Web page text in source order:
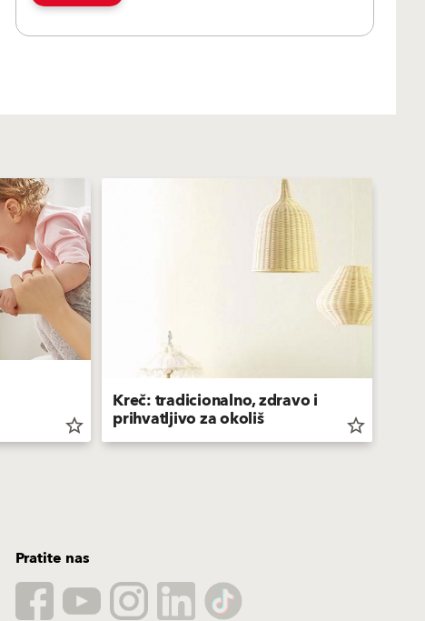
star_border
Kreč: tradicionalno, zdravo i
prihvatljivo za okoliš star_border
Pratite nas